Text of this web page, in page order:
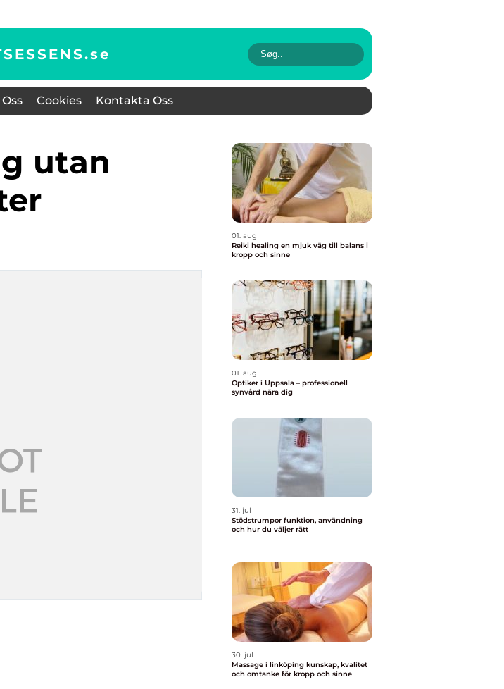
se
Cookies Kontakta Oss
01. aug
Reiki healing en mjuk väg till balans i
kropp och sinne
01. aug
Optiker i Uppsala – professionell
synvård nära dig
31. jul
Stödstrumpor funktion, användning
och hur du väljer rätt
30. jul
Massage i linköping kunskap, kvalitet
och omtanke för kropp och sinne